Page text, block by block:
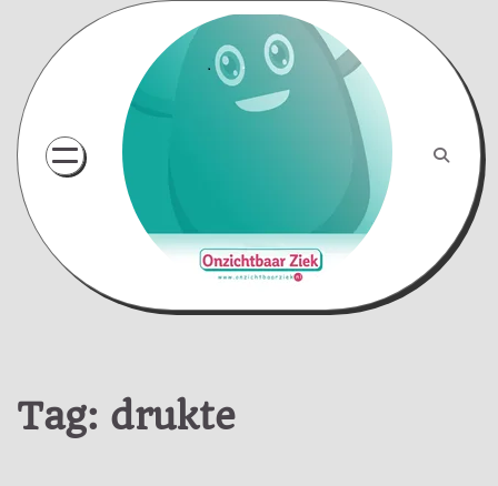
content
Tag: drukte